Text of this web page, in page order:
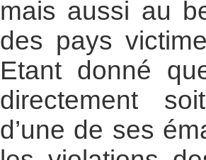
mais aussi au
des pays
Etant donné
directement
d’une de ses